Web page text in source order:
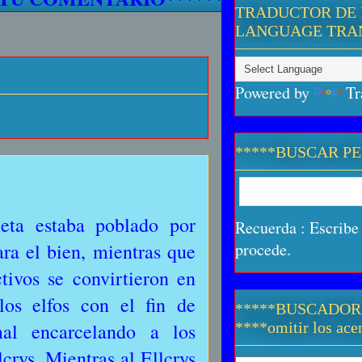
estaba poblado por
el bien, mientras que
se convirtieron en
los elfos con el fin de
encarcelando a los
TRADUCTOR
LANGUAGE
Powered by
*****BUSCAR
Recuerda :
procede.
****omitir los